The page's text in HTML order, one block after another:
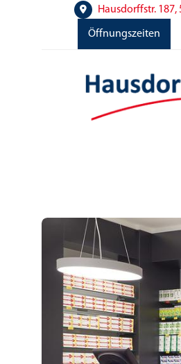
Hausdorffstr. 187,
Öffnungszeiten